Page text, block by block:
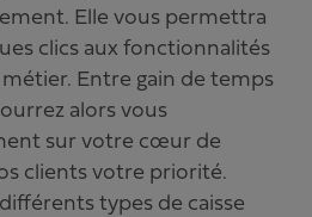
Elle vous permettra
clics aux fonctionnalités
Entre gain de temps
alors vous
sur votre cœur de
clients votre priorité.
types de caisse